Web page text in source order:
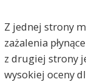
Z jednej strony
zażalenia
z drugiej strony
wysokiej oceny